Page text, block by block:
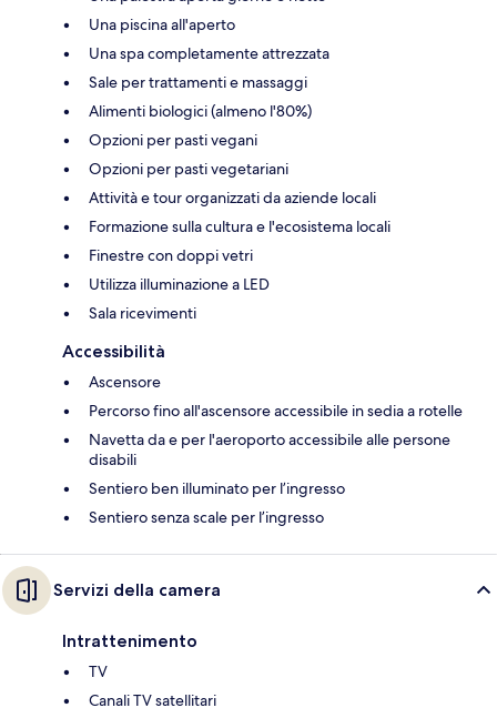
Una piscina all'aperto
Una spa completamente attrezzata
Sale per trattamenti e massaggi
Alimenti biologici (almeno l'80%)
Opzioni per pasti vegani
Opzioni per pasti vegetariani
Attività e tour organizzati da aziende locali
Formazione sulla cultura e l'ecosistema locali
Finestre con doppi vetri
Utilizza illuminazione a LED
Sala ricevimenti
Accessibilità
Ascensore
Percorso fino all'ascensore accessibile in sedia a rotelle
Navetta da e per l'aeroporto accessibile alle persone
disabili
Sentiero ben illuminato per l’ingresso
Sentiero senza scale per l’ingresso
Servizi della camera
Intrattenimento
TV
Canali TV satellitari